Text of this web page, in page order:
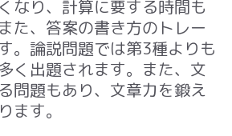
なり、計算に要する時間も
た、答案の書き方のトレー
。 論説問題では第3種よりも
く出題されます。また、文
問題もあり、文章力を鍛え
ます。